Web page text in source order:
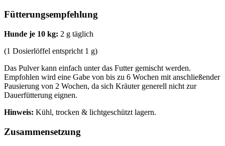
Fütterungsempfehlung
Hunde je 10 kg: 2 g täglich
(1 Dosierlöffel entspricht 1 g)
Das Pulver kann einfach unter das Futter gemischt werden.
Empfohlen wird eine Gabe von bis zu 6 Wochen mit anschließender
Pausierung von 2 Wochen, da sich Kräuter generell nicht zur
Dauerfütterung eignen.
Hinweis: Kühl, trocken & lichtgeschützt lagern.
Zusammensetzung